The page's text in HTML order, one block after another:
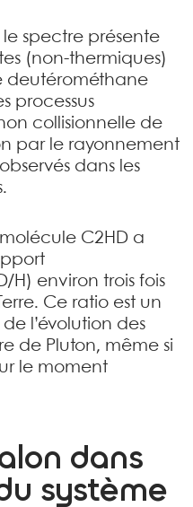
spectre présente
(non-thermiques)
deutérométhane
processus
collisionnelle de
par le rayonnement
dans les
C2HD a
H) environ trois fois
Ce ratio est un
l’évolution des
de Pluton, même si
le moment
dans
système